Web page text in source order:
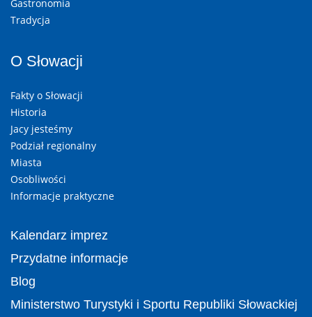
Gastronomia
Tradycja
O Słowacji
Fakty o Słowacji
Historia
Jacy jesteśmy
Podział regionalny
Miasta
Osobliwości
Informacje praktyczne
Kalendarz imprez
Przydatne informacje
Blog
Ministerstwo Turystyki i Sportu Republiki Słowackiej